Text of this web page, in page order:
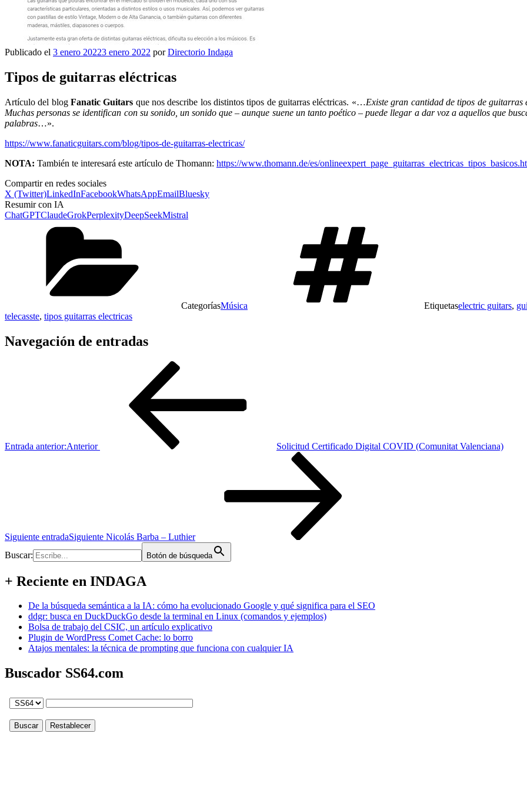
Publicado el 3 enero 20223 enero 2022 porDirectorio Indaga
Tipos de guitarras eléctricas
Artículo del blogFanatic Guitars que nos describe los distintos tipos de guitarras eléctricas. «…Existe gran cantidad de tipos de guitarras
Muchas personas se identifican con su sonido, un sonido que – aunque suene un tanto poético – puede llegar a dar voz a aquellos que
palabras…».
https://www.fanaticguitars.com/blog/tipos-de-guitarras-electricas/
NOTA: También te interesará este artículo de Thomann: https://www.thomann.de/es/
Compartir en redes sociales
X (Twitter)LinkedInFacebookWhatsAppEmailBluesky
Resumir con IA
ChatGPTClaudeGrokPerplexityDeepSeekMistral
CategoríasMúsica Etiquetaselectric guitars,
telecasste, tipos guitarras electricas
Navegación de entradas
Entrada anterior:Anterior Solicitud Certificado Digital COVID (Comunitat Valenciana)
Siguiente entradaSiguiente Nicolás Barba – Luthier
Buscar:
Botón de búsqueda
+ Reciente en INDAGA
De la búsqueda semántica a la IA: cómo ha evolucionado Google y qué significa para el SEO
ddgr: busca en DuckDuckGo desde la terminal en Linux (comandos y ejemplos)
Bolsa de trabajo del CSIC, un artículo explicativo
Plugin de WordPress Comet Cache: lo borro
Atajos mentales: la técnica de prompting que funciona con cualquier IA
Buscador SS64.com